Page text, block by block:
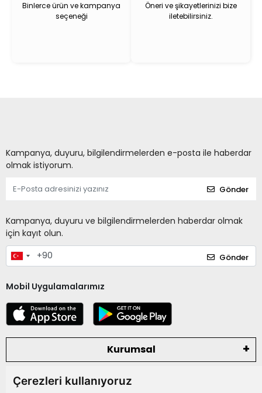
Çerezleri kullanıyoruz
Binlerce ürün ve kampanya
seçeneği
Öneri ve şikayetlerinizi bize
iletebilirsiniz.
Kampanya, duyuru, bilgilendirmelerden e-posta ile haberdar
olmak istiyorum.
Gönder
Kampanya, duyuru ve bilgilendirmelerden haberdar olmak
için kayıt olun.
Gönder
Mobil Uygulamalarımız
Kurumsal
Kategoriler